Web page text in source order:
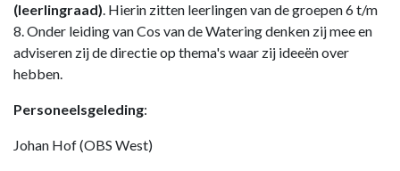
(leerlingraad). Hierin zitten leerlingen van de groepen 6 t/m
8. Onder leiding van Cos van de Watering denken zij mee en
adviseren zij de directie op thema's waar zij ideeën over
hebben.
Personeelsgeleding:
Johan Hof (OBS West)